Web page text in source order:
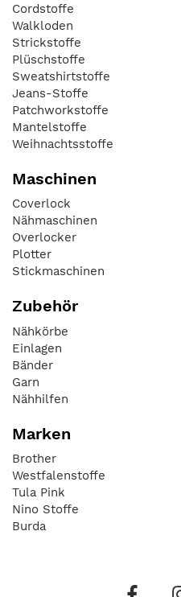
Cordstoffe
Walkloden
Strickstoffe
Plüschstoffe
Sweatshirtstoffe
Jeans-Stoffe
Patchworkstoffe
Mantelstoffe
Weihnachtsstoffe
Maschinen
Coverlock
Nähmaschinen
Overlocker
Plotter
Stickmaschinen
Zubehör
Nähkörbe
Einlagen
Bänder
Garn
Nähhilfen
Marken
Brother
Westfalenstoffe
Tula Pink
Nino Stoffe
Burda